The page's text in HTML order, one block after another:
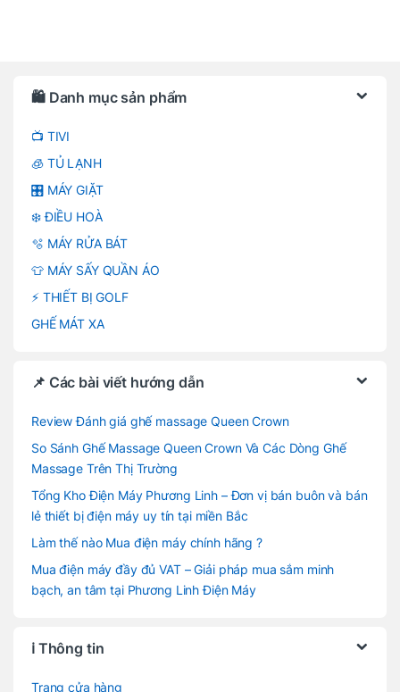
🛍️ Danh mục sản phẩm
📺 TIVI
🧊 TỦ LẠNH
🎛️ MÁY GIẶT
❄️ ĐIỀU HOÀ
🫧 MÁY RỬA BÁT
👕 MÁY SẤY QUẦN ÁO
⚡ THIẾT BỊ GOLF
GHẾ MÁT XA
📌 Các bài viết hướng dẫn
Review Đánh giá ghế massage Queen Crown
So Sánh Ghế Massage Queen Crown Và Các Dòng Ghế
Massage Trên Thị Trường
Tổng Kho Điện Máy Phương Linh – Đơn vị bán buôn và bán
lẻ thiết bị điện máy uy tín tại miền Bắc
Làm thế nào Mua điện máy chính hãng ?
Mua điện máy đầy đủ VAT – Giải pháp mua sắm minh
bạch, an tâm tại Phương Linh Điện Máy
ℹ️ Thông tin
Trang cửa hàng